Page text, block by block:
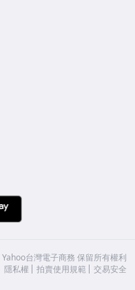
Yahoo台灣電子商務 保留所有權利
隱私權 拍賣使用規範 交易安全